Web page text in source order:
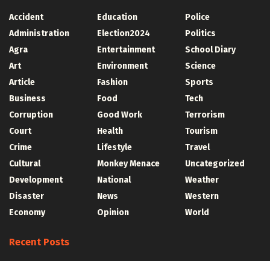
Accident
Administration
Agra
Art
Article
Business
Corruption
Court
Crime
Cultural
Development
Disaster
Economy
Education
Election2024
Entertainment
Environment
Fashion
Food
Good Work
Health
Lifestyle
Monkey Menace
National
News
Opinion
Police
Politics
School Diary
Science
Sports
Tech
Terrorism
Tourism
Travel
Uncategorized
Weather
Western
World
Recent Posts